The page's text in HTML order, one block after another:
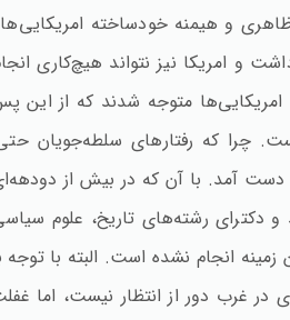
و هیمنه خودساخته
52 گروگان امریکایی را به مدت 444 روز نگه
متوجه شدند که از این
چرا که رفتارهای سلطه‌جویان
آمد. با آن که در بیش از
رشته‌های تاریخ‌، علوم سیاسی و
انجام نشده است‌. البته با توجه
در غرب دور از انتظار نیست‌، اما